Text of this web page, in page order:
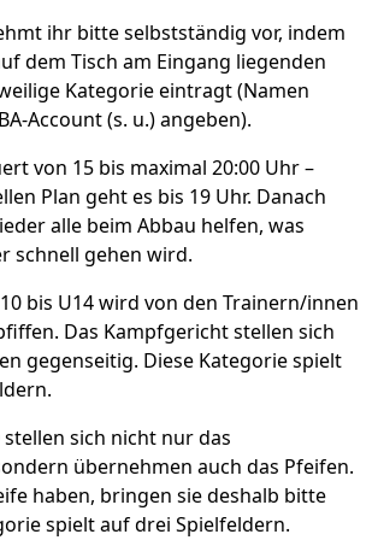
ihr bitte selbstständig vor, indem
dem Tisch am Eingang liegenden
Kategorie eintragt (Namen
Account (s. u.) angeben).
von 15 bis maximal 20:00 Uhr –
Plan geht es bis 19 Uhr. Danach
alle beim Abbau helfen, was
schnell gehen wird.
bis U14 wird von den Trainern/innen
Das Kampfgericht stellen sich
gegenseitig. Diese Kategorie spielt
stellen sich nicht nur das
übernehmen auch das Pfeifen.
haben, bringen sie deshalb bitte
spielt auf drei Spielfeldern.